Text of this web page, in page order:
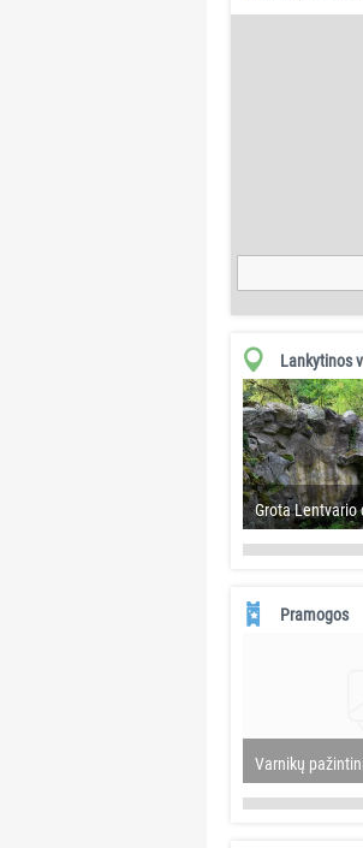
Lankytinos
Grota Lentvario
Pramogos
Varnikų